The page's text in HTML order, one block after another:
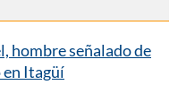
hombre señalado de
en Itagüí